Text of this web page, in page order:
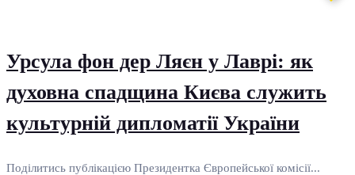
Урсула фон дер Ляєн у Лаврі: як
духовна спадщина Києва служить
культурній дипломатії України
Поділитись публікацією Президентка Європейської комісії...